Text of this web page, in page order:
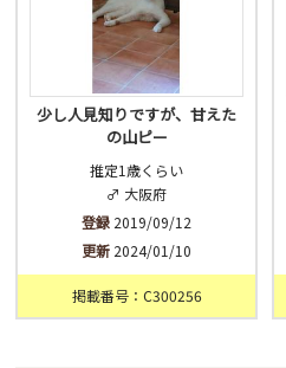
少し人見知りですが、甘えた
の山ピー
推定1歳くらい
♂ 大阪府
登録 2019/09/12
更新 2024/01/10
掲載番号：C300256